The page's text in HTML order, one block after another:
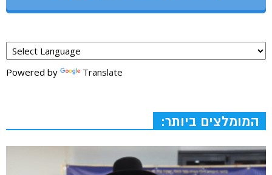
Powered by Translate
המומלצים ביותר: